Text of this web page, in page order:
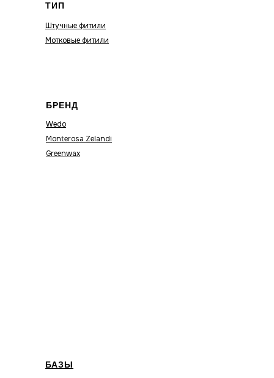
ТИП
Штучные фитили
Мотковые фитили
БРЕНД
Wedo
Monterosa Zelandi
Greenwax
БАЗЫ